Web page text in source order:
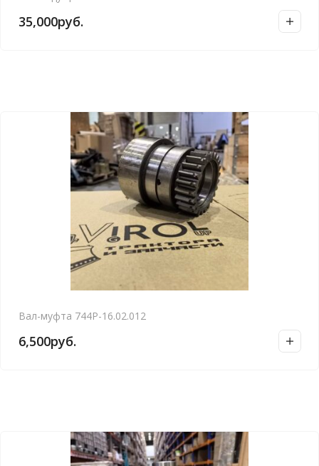
35,000руб.
Вал-муфта 744Р-16.02.012
6,500руб.